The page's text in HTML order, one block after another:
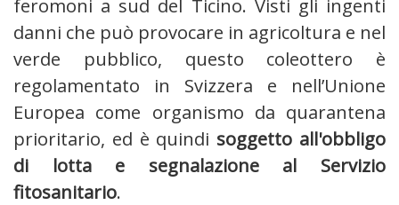
feromoni a sud del Ticino. Visti gli ingenti
danni che può provocare in agricoltura e nel
verde pubblico, questo coleottero è
regolamentato in Svizzera e nell’Unione
Europea come organismo da quarantena
prioritario, ed è quindi soggetto all'obbligo
di lotta e segnalazione al Servizio
fitosanitario.